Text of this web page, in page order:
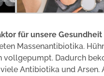
für unsere Gesundheit
Massenantibiotika.
vollgepumpt. Dadurch
Antibiotika und